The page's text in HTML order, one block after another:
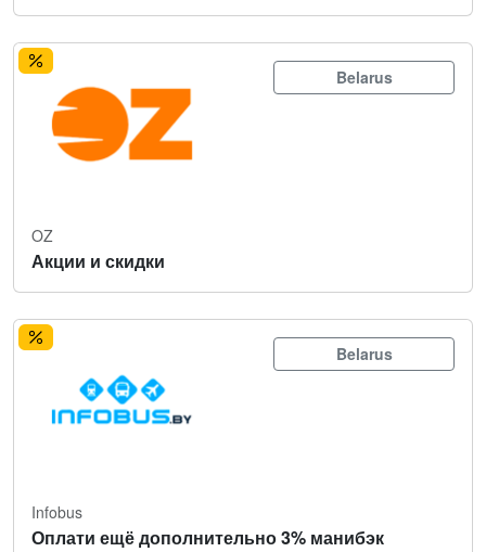
Belarus
OZ
Акции и скидки
Belarus
Infobus
Оплати ещё дополнительно 3% манибэк